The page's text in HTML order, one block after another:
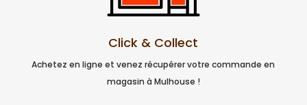
Click & Collect
Achetez en ligne et venez récupérer votre commande en
magasin à Mulhouse !